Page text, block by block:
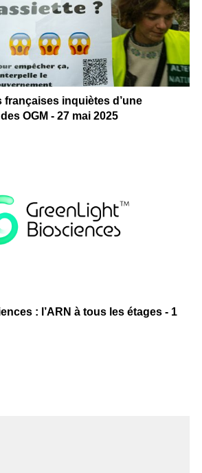
françaises inquiètes d’une
OGM - 27 mai 2025
: l’ARN à tous les étages - 1